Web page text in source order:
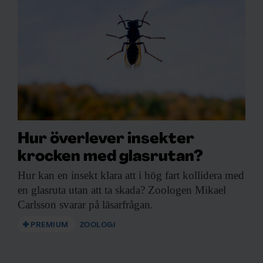
Hur överlever insekter
krocken med glasrutan?
Hur kan en insekt klara att i hög fart kollidera med
en glasruta utan att ta skada? Zoologen Mikael
Carlsson svarar på läsarfrågan.
PREMIUM ZOOLOGI